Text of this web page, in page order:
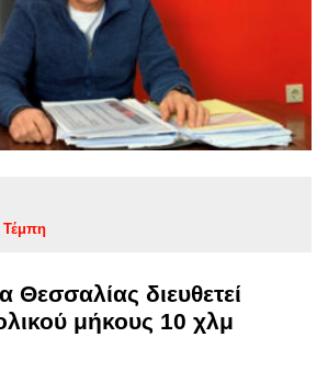
Τέμπη
Θεσσαλίας διευθετεί
μήκους 10 χλμ